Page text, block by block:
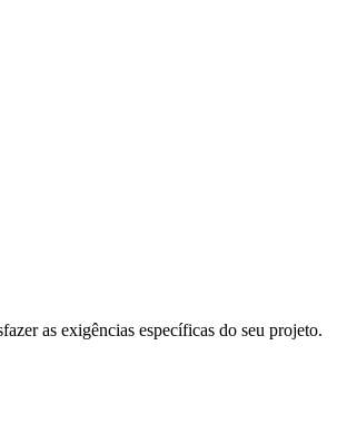
as exigências específicas do seu projeto.